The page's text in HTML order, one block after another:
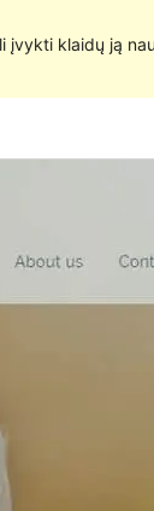
klaidų ją